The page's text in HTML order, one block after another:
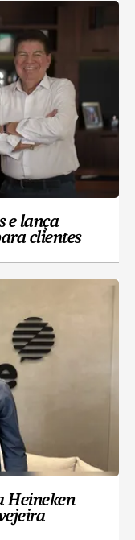
e lança
clientes
Heineken